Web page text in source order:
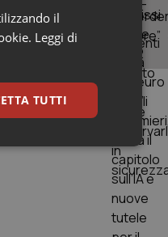
anche ai
Il
tutti alle
con
il
Leggi di
TUTTI